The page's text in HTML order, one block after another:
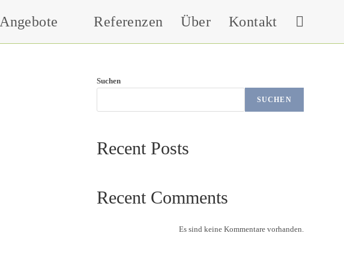
Angebote Referenzen Über Kontakt
Suchen
SUCHEN
Recent Posts
Recent Comments
Es sind keine Kommentare vorhanden.